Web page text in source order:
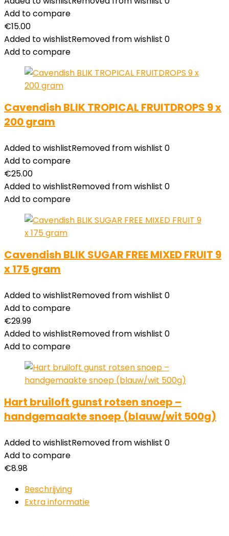
Add to compare
€15.00
Added to wishlistRemoved from wishlist 0
Add to compare
Cavendish BLIK TROPICAL FRUITDROPS 9 x
200 gram
Added to wishlistRemoved from wishlist 0
Add to compare
€25.00
Added to wishlistRemoved from wishlist 0
Add to compare
Cavendish BLIK SUGAR FREE MIXED FRUIT 9
x 175 gram
Added to wishlistRemoved from wishlist 0
Add to compare
€29.99
Added to wishlistRemoved from wishlist 0
Add to compare
Hart bruiloft gunst rotsen snoep –
handgemaakte snoep (blauw/wit 500g)
Added to wishlistRemoved from wishlist 0
Add to compare
€8.98
Beschrijving
Extra informatie